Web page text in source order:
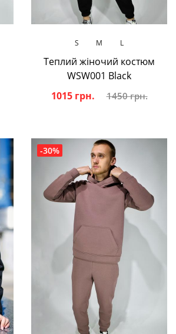
S M L
Теплий жіночий костюм
WSW001 Black
1015 грн.
1450 грн.
-30%